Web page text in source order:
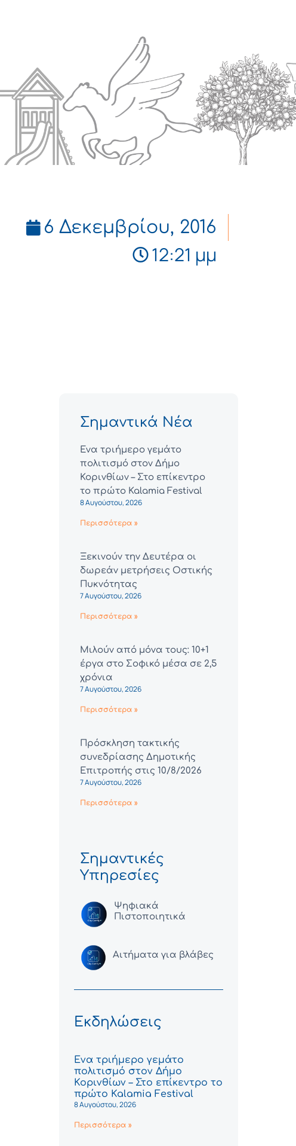
6 Δεκεμβρίου, 2016
12:21 μμ
Σημαντικά Νέα
Ένα τριήμερο γεμάτο
πολιτισμό στον Δήμο
Κορινθίων – Στο επίκεντρο
το πρώτο Kalamia Festival
8 Αυγούστου, 2026
Περισσότερα »
Ξεκινούν την Δευτέρα οι
δωρεάν μετρήσεις Οστικής
Πυκνότητας
7 Αυγούστου, 2026
Περισσότερα »
Μιλούν από μόνα τους: 10+1
έργα στο Σοφικό μέσα σε 2,5
χρόνια
7 Αυγούστου, 2026
Περισσότερα »
Πρόσκληση τακτικής
συνεδρίασης Δημοτικής
Επιτροπής στις 10/8/2026
7 Αυγούστου, 2026
Περισσότερα »
Σημαντικές
Υπηρεσίες
Ψηφιακά
Πιστοποιητικά
Αιτήματα για βλάβες
Εκδηλώσεις
Ένα τριήμερο γεμάτο
πολιτισμό στον Δήμο
Κορινθίων – Στο επίκεντρο το
πρώτο Kalamia Festival
8 Αυγούστου, 2026
Περισσότερα »